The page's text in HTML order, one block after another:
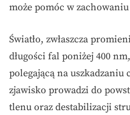
może pomóc w
Światło, zwłaszcza
długości fal poniżej 400
polegającą na uszkadzaniu
zjawisko prowadzi do
tlenu oraz destabilizacji